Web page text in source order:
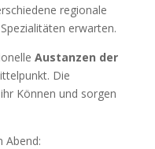
regionale
erwarten.
Austanzen der
Die
Können und sorgen
Abend: